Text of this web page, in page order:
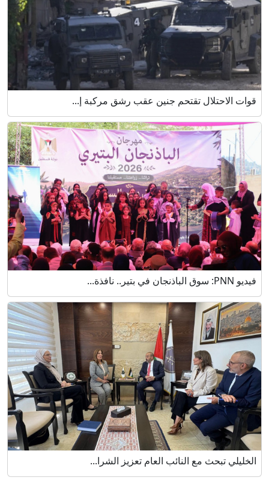
قوات الاحتلال تقتحم جنين عقب رشق مركبة إ...
فيديو PNN: سوق الباذنجان في بتير.. نافذة...
الخليلي تبحث مع النائب العام تعزيز الشرا...